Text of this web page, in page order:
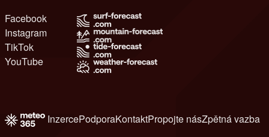
Facebook
Instagram
TikTok
YouTube
InzercePodporaKontaktPropojte násZpětná vazba